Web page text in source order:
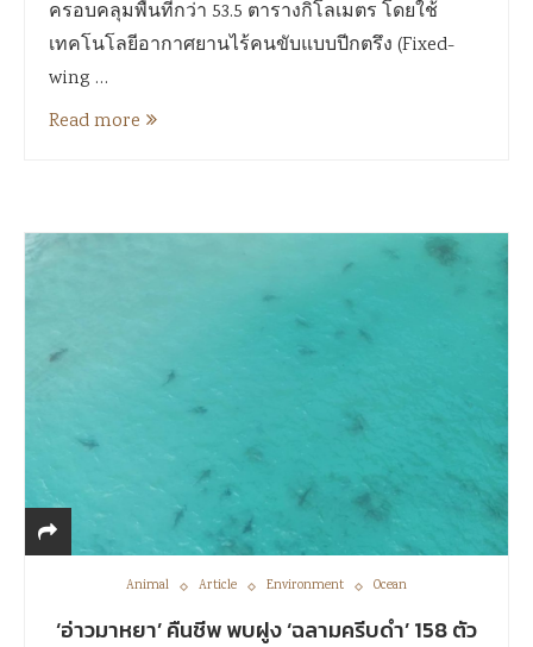
ครอบคลุมพื้นที่กว่า 53.5 ตารางกิโลเมตร โดยใช้
เทคโนโลยีอากาศยานไร้คนขับแบบปีกตรึง (Fixed-
wing …
Read more
Animal Article Environment Ocean
‘อ่าวมาหยา’ คืนชีพ พบฝูง ‘ฉลามครีบดำ’ 158 ตัว